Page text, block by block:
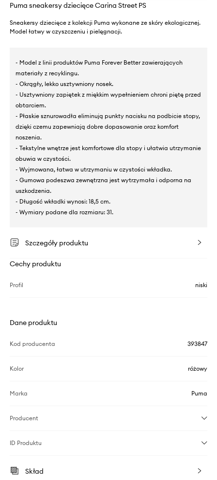
Puma sneakersy dziecięce Carina Street PS
Sneakersy dziecięce z kolekcji Puma wykonane ze skóry ekologicznej.
Model łatwy w czyszczeniu i pielęgnacji.
- Model z linii produktów Puma Forever Better zawierających
materiały z recyklingu.
- Okrągły, lekko usztywniony nosek.
- Usztywniony zapiętek z miękkim wypełnieniem chroni piętę przed
obtarciem.
- Płaskie sznurowadła eliminują punkty nacisku na podbicie stopy,
dzięki czemu zapewniają dobre dopasowanie oraz komfort
noszenia.
- Tekstylne wnętrze jest komfortowe dla stopy i ułatwia utrzymanie
obuwia w czystości.
- Wyjmowana, łatwa w utrzymaniu w czystości wkładka.
- Gumowa podeszwa zewnętrzna jest wytrzymała i odporna na
uszkodzenia.
- Długość wkładki wynosi: 18,5 cm.
- Wymiary podane dla rozmiaru: 31.
Szczegóły produktu
Cechy produktu
Profil niski
Dane produktu
Kod producenta 393847
Kolor różowy
Marka Puma
Producent
ID Produktu
Skład